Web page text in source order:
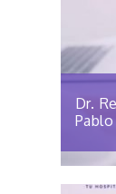
Dr.
Pablo